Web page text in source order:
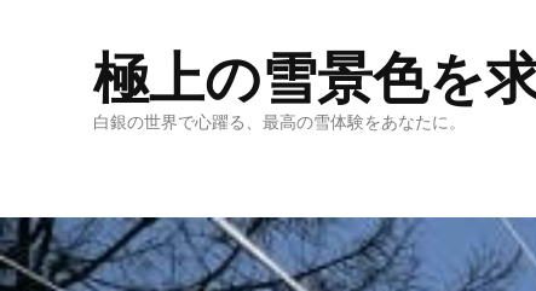
極上の雪景色を
白銀の世界で心躍る、最高の雪体験をあなたに。